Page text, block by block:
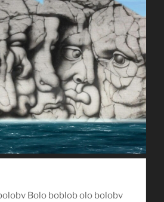
Bolo boblob olo bolobv